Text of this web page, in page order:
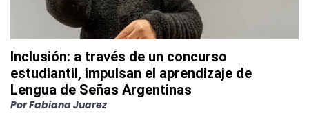
Inclusión: a través de un concurso
estudiantil, impulsan el aprendizaje de
Lengua de Señas Argentinas
PorFabiana Juarez